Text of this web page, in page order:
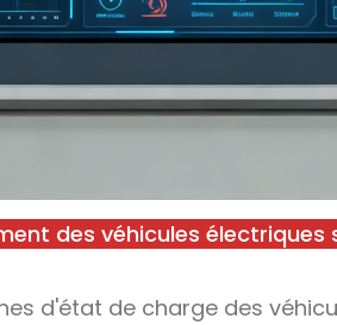
des véhicules
d'état de charge des